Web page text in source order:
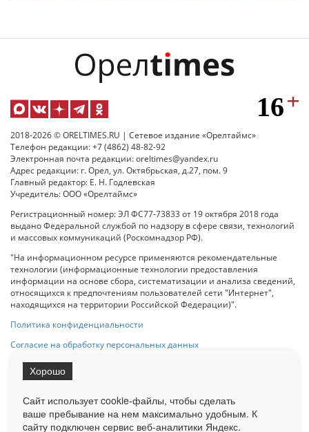
2018-2026 © ORELTIMES.RU | Сетевое издание «Орелтаймс»
Телефон редакции: +7 (4862) 48-82-92
Электронная почта редакции: oreltimes@yandex.ru
Адрес редакции: г. Орел, ул. Октябрьская, д.27, пом. 9
Главный редактор: Е. Н. Годлевская
Учредитель: ООО «Орелтаймс»
Регистрационный номер: ЭЛ ФС77-73833 от 19 октября 2018 года
выдано Федеральной службой по надзору в сфере связи, технологий
и массовых коммуникаций (Роскомнадзор РФ).
"На информационном ресурсе применяются рекомендательные
технологии (информационные технологии предоставления
информации на основе сбора, систематизации и анализа сведений,
относящихся к предпочтениям пользователей сети "Интернет",
находящихся на территории Российской Федерации)".
Политика конфиденциальности
Согласие на обработку персональных данных
на Сетевое издание «ОрелТаймс» обязательна.
Ограниченная статистика посещаемости доступна на сайте
Сайт использует cookie-файлы, чтобы сделать
ваше пребывание на нем максимально удобным. К
cайту подключен сервис веб-аналитики Яндекс.
Хорошо